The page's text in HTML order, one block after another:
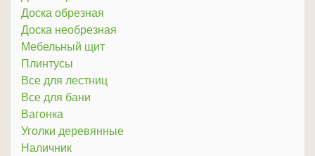
Доска обрезная
Доска необрезная
Мебельный щит
Плинтусы
Все для лестниц
Все для бани
Вагонка
Уголки деревянные
Наличник